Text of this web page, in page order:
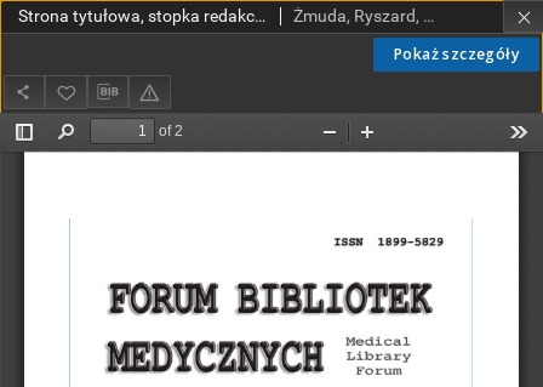
Pokaż szczegóły
Strona tytułowa, stopka redakcyjna Żmuda, Ryszard, red. nacz.